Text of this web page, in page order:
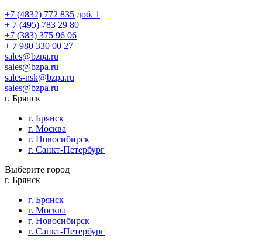
+7 (4832) 772 835 доб. 1
+ 7 (495) 783 29 80
+7 (383) 375 96 06
+ 7 980 330 00 27
sales@bzpa.ru
sales@bzpa.ru
sales-nsk@bzpa.ru
sales@bzpa.ru
г. Брянск
г. Брянск
г. Москва
г. Новосибирск
г. Санкт-Петербург
Выберите город
г. Брянск
г. Брянск
г. Москва
г. Новосибирск
г. Санкт-Петербург